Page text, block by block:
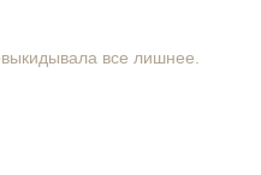
все лишнее.